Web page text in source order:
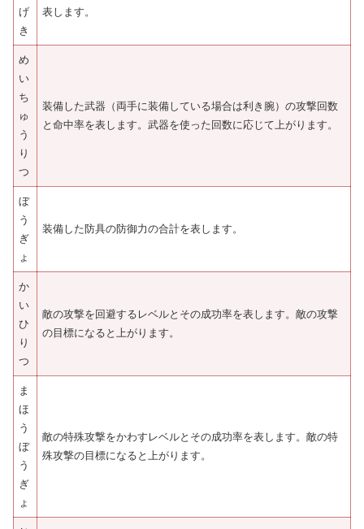
げ
き
表します。
め
い
ち
ゅ
う
り
つ
装備した武器（両手に装備している場合は利き腕）の攻撃回数
と命中率を表します。武器を使った回数に応じて上がります。
ぼ
う
ぎ
ょ
装備した防具の防御力の合計を表します。
か
い
ひ
り
つ
敵の攻撃を回避するレベルとその成功率を表します。敵の攻撃
の目標になると上がります。
ま
ほ
う
ぼ
う
ぎ
ょ
敵の特殊攻撃をかわすレベルとその成功率を表します。敵の特
殊攻撃の目標になると上がります。